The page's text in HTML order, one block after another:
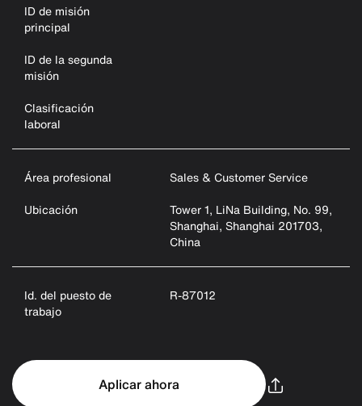
ID de misión
principal
ID de la segunda
misión
Clasificación
laboral
Área profesional
Sales & Customer Service
Ubicación
Tower 1, LiNa Building, No. 99,
Shanghai, Shanghai 201703,
China
Id. del puesto de
trabajo
R-87012
Aplicar ahora